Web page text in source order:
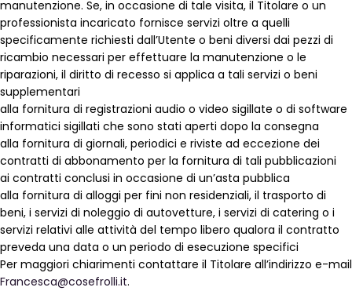
manutenzione. Se, in occasione di tale visita, il Titolare o un
professionista incaricato fornisce servizi oltre a quelli
specificamente richiesti dall’Utente o beni diversi dai pezzi di
ricambio necessari per effettuare la manutenzione o le
riparazioni, il diritto di recesso si applica a tali servizi o beni
supplementari
alla fornitura di registrazioni audio o video sigillate o di software
informatici sigillati che sono stati aperti dopo la consegna
alla fornitura di giornali, periodici e riviste ad eccezione dei
contratti di abbonamento per la fornitura di tali pubblicazioni
ai contratti conclusi in occasione di un’asta pubblica
alla fornitura di alloggi per fini non residenziali, il trasporto di
beni, i servizi di noleggio di autovetture, i servizi di catering o i
servizi relativi alle attività del tempo libero qualora il contratto
preveda una data o un periodo di esecuzione specifici
Per maggiori chiarimenti contattare il Titolare all’indirizzo e-mail
Francesca@cosefrolli.it.